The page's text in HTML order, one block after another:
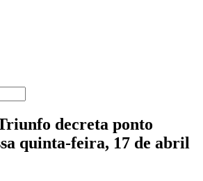
decreta ponto
quinta-feira, 17 de abril